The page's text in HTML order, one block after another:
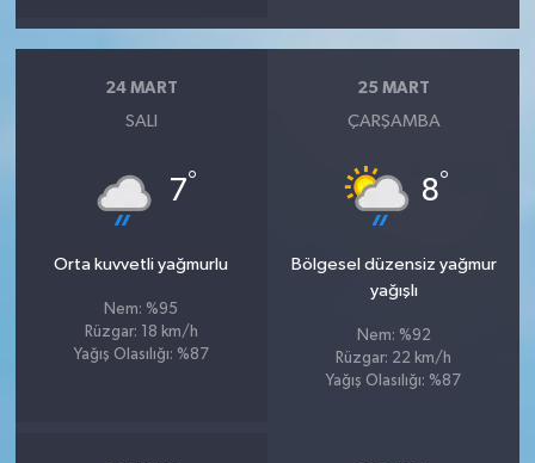
24 MART
SALI
7°
Orta kuvvetli yağmurlu
Nem: %95
Rüzgar: 18 km/h
Yağış Olasılığı: %87
25 MART
ÇARŞAMBA
8°
Bölgesel düzensiz yağmur
yağışlı
Nem: %92
Rüzgar: 22 km/h
Yağış Olasılığı: %87